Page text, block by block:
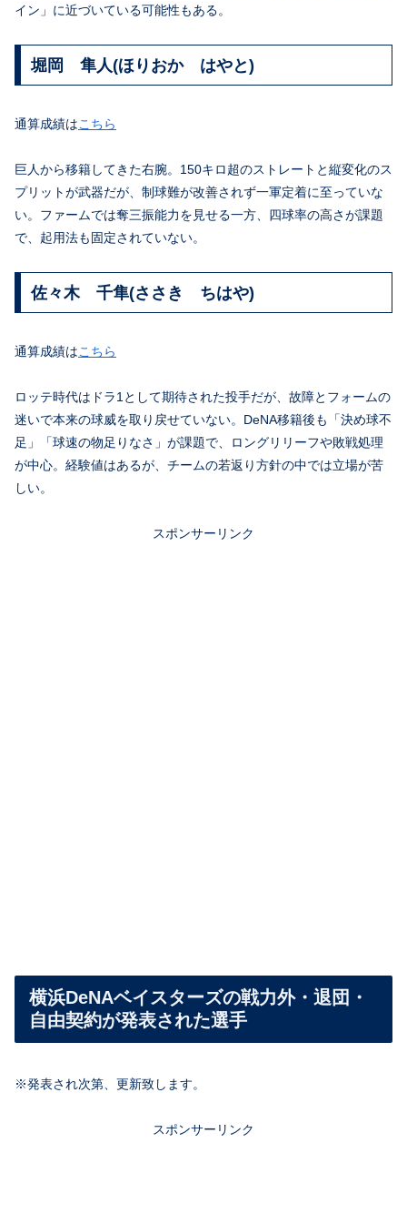
イン」に近づいている可能性もある。
堀岡 隼人(ほりおか はやと)
通算成績はこちら
巨人から移籍してきた右腕。150キロ超のストレートと縦変化のス
プリットが武器だが、制球難が改善されず一軍定着に至っていな
い。ファームでは奪三振能力を見せる一方、四球率の高さが課題
で、起用法も固定されていない。
佐々木 千隼(ささき ちはや)
通算成績はこちら
ロッテ時代はドラ1として期待された投手だが、故障とフォームの
迷いで本来の球威を取り戻せていない。DeNA移籍後も「決め球不
足」「球速の物足りなさ」が課題で、ロングリリーフや敗戦処理
が中心。経験値はあるが、チームの若返り方針の中では立場が苦
しい。
スポンサーリンク
横浜DeNAベイスターズの戦力外・退団・
自由契約が発表された選手
※発表され次第、更新致します。
スポンサーリンク